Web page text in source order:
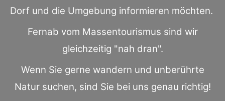
Dorf und die Umgebung informieren möchten.
Fernab vom Massentourismus sind wir
gleichzeitig "nah dran".
Wenn Sie gerne wandern und unberührte
Natur suchen, sind Sie bei uns genau richtig!